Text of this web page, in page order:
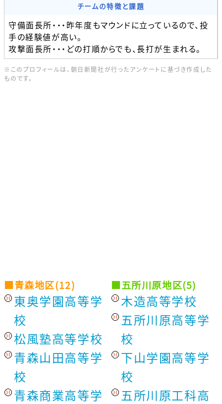
■青森地区(12)
東奥学園高等学
校
松風塾高等学校
青森山田高等学
校
青森商業高等学
■五所川原地区(5)
木造高等学校
五所川原高等学
校
下山学園高等学
校
五所川原工科高
チームの特徴と課題
守備面長所・・・昨年度もマウンドに立っているので、投
手の経験値が高い。
攻撃面長所・・・どの打順からでも、長打が生まれる。
※このプロフィールは、朝日新聞社が行ったアンケートに基づき作成した
ものです。